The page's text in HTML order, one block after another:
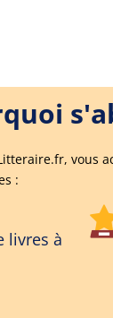
vous
:
livres à